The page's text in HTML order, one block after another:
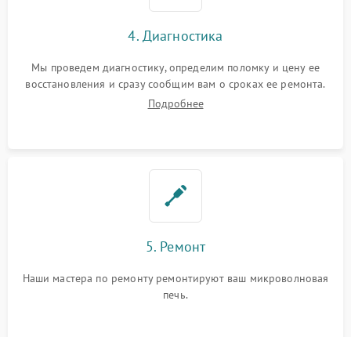
4. Диагностика
Мы проведем диагностику, определим поломку и цену ее
восстановления и сразу сообщим вам о сроках ее ремонта.
Подробнее
5. Ремонт
Наши мастера по ремонту ремонтируют ваш микроволновая
печь.